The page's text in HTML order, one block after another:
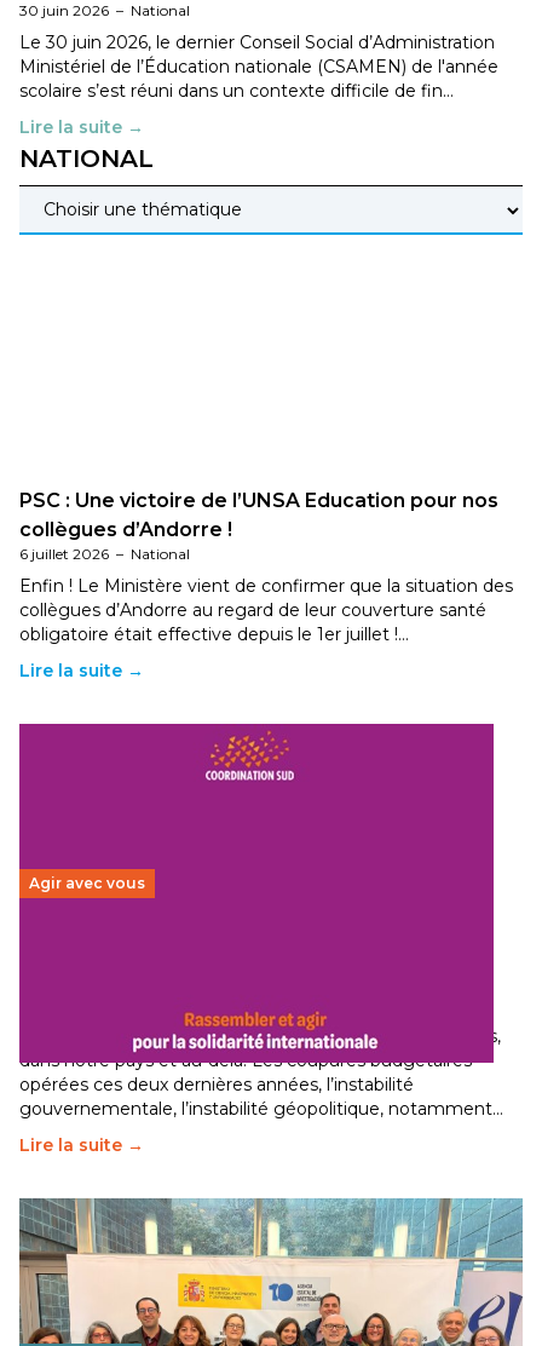
30 juin 2026 – National
Le 30 juin 2026, le dernier Conseil Social d’Administration
Ministériel de l’Éducation nationale (CSAMEN) de l'année
scolaire s’est réuni dans un contexte difficile de fin…
Lire la suite →
NATIONAL
PSC : Une victoire de l’UNSA Education pour nos
collègues d’Andorre !
6 juillet 2026 – National
Enfin ! Le Ministère vient de confirmer que la situation des
collègues d’Andorre au regard de leur couverture santé
obligatoire était effective depuis le 1er juillet !…
Lire la suite →
Agir avec vous
Le secteur humanitaire connaît des difficultés profondes,
dans notre pays et au-delà. Les coupures budgétaires
opérées ces deux dernières années, l’instabilité
gouvernementale, l’instabilité géopolitique, notamment…
Lire la suite →